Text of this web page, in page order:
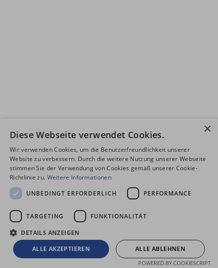
×
Diese Webseite verwendet Cookies.
Wir verwenden Cookies, um die Benutzerfreundlichkeit unserer
Website zu verbessern. Durch die weitere Nutzung unserer Webseite
stimmen Sie der Verwendung von Cookies gemäß unserer Cookie-
Richtlinie zu. Weitere Informationen
UNBEDINGT ERFORDERLICH
PERFORMANCE
TARGETING FUNKTIONALITÄT
DETAILS ANZEIGEN
ALLE AKZEPTIEREN
ALLE ABLEHNEN
POWERED BY COOKIESCRIPT